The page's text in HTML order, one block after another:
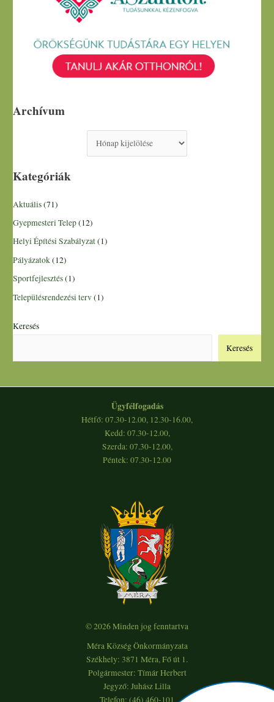
Archívum
Kategóriák
Aktuális(71)
Gyepmesteri Telep(12)
Helyi Építési Szabályzat(1)
Pályázatok(12)
Sportfejlesztés(1)
Településrendezési terv(1)
Keresés
Keresés
Ügyfélfogadás
Hétfő: 07.30-12.00, 12.30-16.00,
Kedd: 07.30-12.00,
Szerda: 07.30-12.00,
Péntek: 07.30-12.00
© 2026 Minden jog fenntartva
Méra Község Önkormányzata
Székhely: 3871 Méra, Fő út 1.
Polgármester: Tímár Herbert
Jegyző: Juhász Lilla
Telefon: (46) 460-101